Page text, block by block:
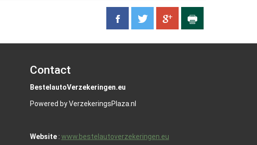
Contact
BestelautoVerzekeringen.eu
Powered by VerzekeringsPlaza.nl
Website: www.bestelautoverzekeringen.eu